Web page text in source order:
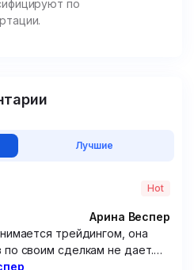
по
Лучшие
Hot
Арина Веспер
трейдингом, она
своим сделкам не дает.
чисто на доверчивых